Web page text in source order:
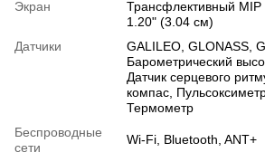
Экран
Трансфлективный MIP
1.20" (3.04 см)
Датчики
GALILEO GLONASS
Барометрический
Датчик серцевого
компас
Термометр
Беспроводные
сети
Wi-Fi Bluetooth ANT+